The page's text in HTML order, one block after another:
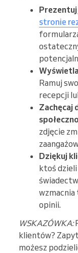
stronie
Ramuj
recepcji
Zachęcaj
zdjęcie
Dziękuj
ktoś
wzmacnia
opinii.
WSKAZÓWKA:
klientów?
możesz